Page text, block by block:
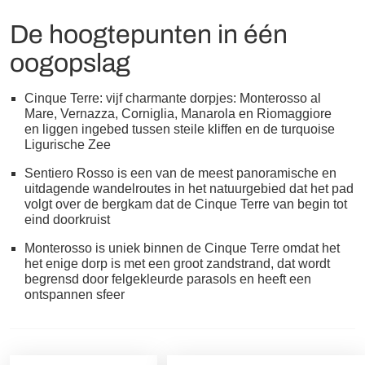
De hoogtepunten in één
oogopslag
Cinque Terre: vijf charmante dorpjes: Monterosso al
Mare, Vernazza, Corniglia, Manarola en Riomaggiore
en liggen ingebed tussen steile kliffen en de turquoise
Ligurische Zee
Sentiero Rosso is een van de meest panoramische en
uitdagende wandelroutes in het natuurgebied dat het pad
volgt over de bergkam dat de Cinque Terre van begin tot
eind doorkruist
Monterosso is uniek binnen de Cinque Terre omdat het
het enige dorp is met een groot zandstrand, dat wordt
begrensd door felgekleurde parasols en heeft een
ontspannen sfeer